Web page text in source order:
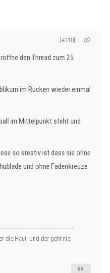
[#310]
den Thread zum 25
im Rücken wieder einmal
im Mittelpunkt steht und
so kreativ ist dass sie ohne
und ohne Fadenkreuze
die Haut. Und der geht nie